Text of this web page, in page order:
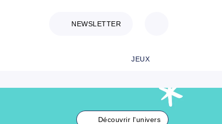
NEWSLETTER
JEUX
Découvrir l'univers